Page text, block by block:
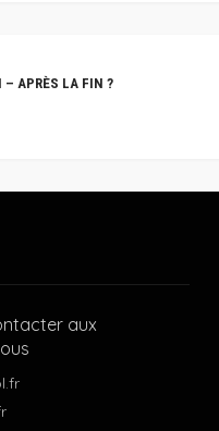
– APRÈS LA FIN ?
aux